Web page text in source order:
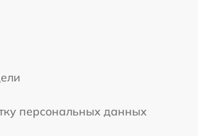
персональных данных